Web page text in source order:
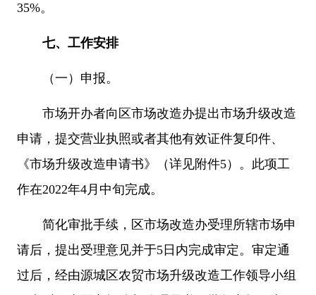
35%。
七、工作安排
（一）申报。
市场开办者向区市场改造办提出市场升级改造
申请，提交营业执照或者其他有效证件复印件、
《市场升级改造申请书》（详见附件5）。此项工
作在2022年4月中旬完成。
简化审批手续，区市场改造办受理所辖市场申
请后，提出受理意见并于5日内完成审定。审定通
过后，经由源城区农贸市场升级改造工作领导小组